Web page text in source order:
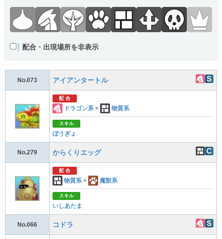
配合・出現場所を非表示
No.073 アイアンタートル
配 合
ドラゴン系 × 物質系
スキル
ぼうぎょ
No.279 からくりエッグ
配 合
物質系 × 魔獣系
スキル
いしあたま
No.066 コドラ